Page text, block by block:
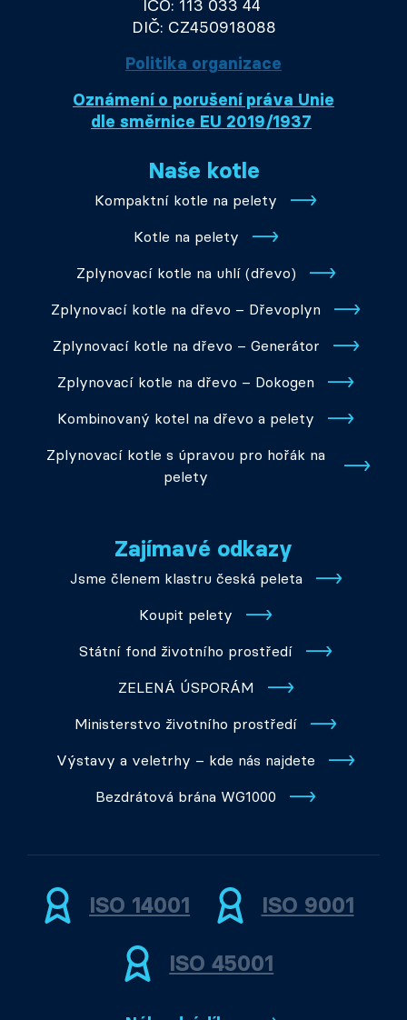
IČO: 113 033 44
DIČ: CZ450918088
Politika organizace
Oznámení o porušení práva Unie
dle směrnice EU 2019/1937
Naše kotle
Kompaktní kotle na pelety
Kotle na pelety
Zplynovací kotle na uhlí (dřevo)
Zplynovací kotle na dřevo – Dřevoplyn
Zplynovací kotle na dřevo – Generátor
Zplynovací kotle na dřevo – Dokogen
Kombinovaný kotel na dřevo a pelety
Zplynovací kotle s úpravou pro hořák na
pelety
Zajímavé odkazy
Jsme členem klastru česká peleta
Koupit pelety
Státní fond životního prostředí
ZELENÁ ÚSPORÁM
Ministerstvo životního prostředí
Výstavy a veletrhy – kde nás najdete
Bezdrátová brána WG1000
ISO 14001 ISO 9001
ISO 45001